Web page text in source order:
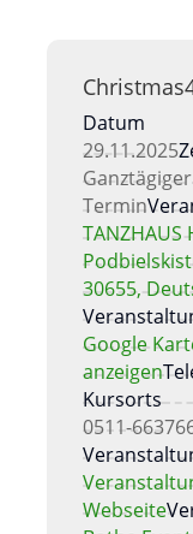
Datum
29.11.2025
Ganztägiger
Termin
TANZHAUS
30655,
Google
anzeigen
Kursorts
0511-
Webseite